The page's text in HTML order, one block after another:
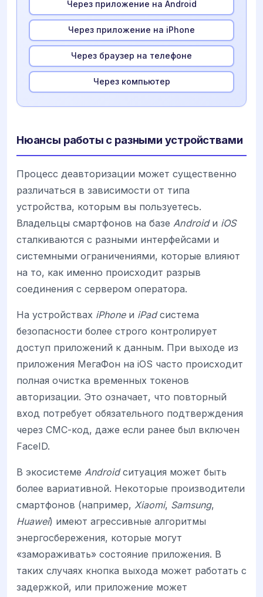
Через приложение на Android
Через приложение на iPhone
Через браузер на телефоне
Через компьютер
Нюансы работы с разными устройствами
Процесс деавторизации может существенно
различаться в зависимости от типа
устройства, которым вы пользуетесь.
Владельцы смартфонов на базе Androidи iOS
сталкиваются с разными интерфейсами и
системными ограничениями, которые влияют
на то, как именно происходит разрыв
соединения с сервером оператора.
На устройствах iPhoneи iPadсистема
безопасности более строго контролирует
доступ приложений к данным. При выходе из
приложения МегаФон на iOS часто происходит
полная очистка временных токенов
авторизации. Это означает, что повторный
вход потребует обязательного подтверждения
через СМС-код, даже если ранее был включен
FaceID.
В экосистеме Androidситуация может быть
более вариативной. Некоторые производители
смартфонов (например, Xiaomi, Samsung,
Huawei) имеют агрессивные алгоритмы
энергосбережения, которые могут
«замораживать» состояние приложения. В
таких случаях кнопка выхода может работать с
задержкой, или приложение может